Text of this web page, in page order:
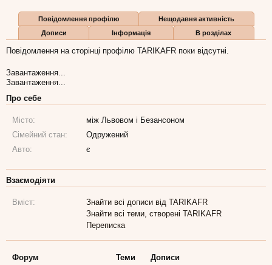
Повідомлення профілю
Нещодавня активність
Дописи
Інформація В розділах
Повідомлення на сторінці профілю TARIKAFR поки відсутні.
Завантаження...
Завантаження...
Про себе
Місто:
між Львовом і Безансоном
Сімейний стан:
Одружений
Авто:
є
Взаємодіяти
Вміст:
Знайти всі дописи від TARIKAFR
Знайти всі теми, створені TARIKAFR
Переписка
Форум Теми
Дописи